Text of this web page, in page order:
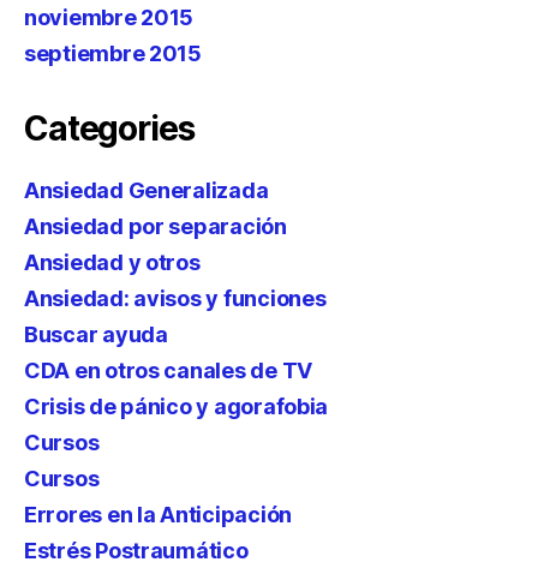
noviembre 2015
septiembre 2015
Categories
Ansiedad Generalizada
Ansiedad por separación
Ansiedad y otros
Ansiedad: avisos y funciones
Buscar ayuda
CDA en otros canales de TV
Crisis de pánico y agorafobia
Cursos
Cursos
Errores en la Anticipación
Estrés Postraumático